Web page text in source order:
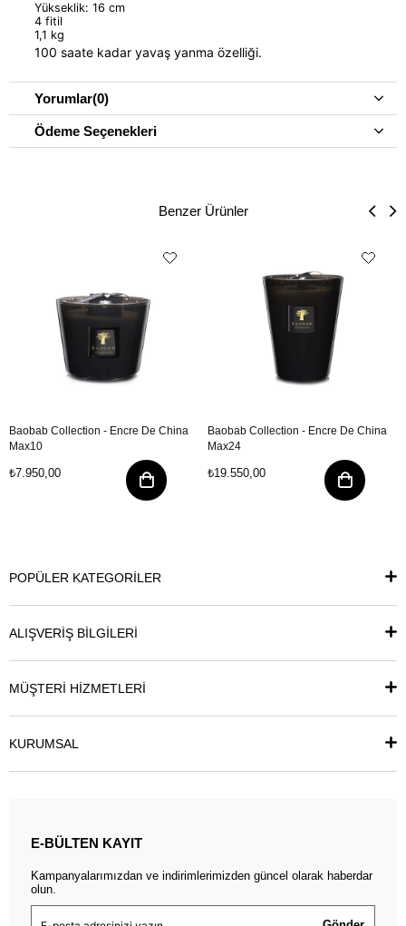
Yükseklik: 16 cm
4 fitil
1,1 kg
100 saate kadar yavaş yanma özelliği.
Yorumlar(0)
Ödeme Seçenekleri
Benzer Ürünler
Baobab Collection - Encre De China
Max10
₺7.950,00
Baobab Collection - Encre De China
Max24
₺19.550,00
POPÜLER KATEGORİLER
ALIŞVERİŞ BİLGİLERİ
MÜŞTERİ HİZMETLERİ
KURUMSAL
E-BÜLTEN KAYIT
Kampanyalarımızdan ve indirimlerimizden güncel olarak haberdar
olun.